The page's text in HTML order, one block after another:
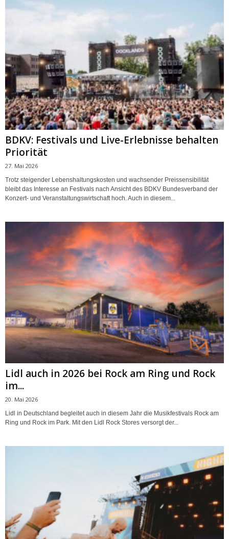
BDKV: Festivals und Live-Erlebnisse behalten
Priorität
27. Mai 2026
Trotz steigender Lebenshaltungskosten und wachsender Preissensibilität
bleibt das Interesse an Festivals nach Ansicht des BDKV Bundesverband der
Konzert- und Veranstaltungswirtschaft hoch. Auch in diesem...
Lidl auch in 2026 bei Rock am Ring und Rock
im...
20. Mai 2026
Lidl in Deutschland begleitet auch in diesem Jahr die Musikfestivals Rock am
Ring und Rock im Park. Mit den Lidl Rock Stores versorgt der...